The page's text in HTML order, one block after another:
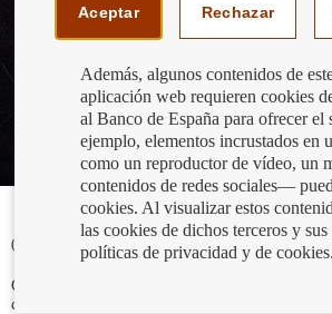
04/05/2023
Conocer con exactitud de cuánto dinero
crucial para una gestión correcta de nuestra
Aceptar Rechazar
Además, algunos contenidos de
aplicación web requieren cookies
al Banco de España para ofrecer el
ejemplo, elementos incrustados en
como un reproductor de vídeo, un
contenidos de redes sociales—
cookies. Al visualizar estos
las cookies de dichos terceros y
políticas de privacidad y de cookies.